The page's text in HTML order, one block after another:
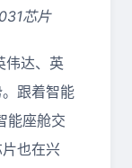
芯片
伟达、英
跟着智能
能座舱交
也在兴